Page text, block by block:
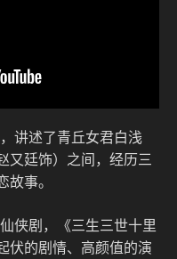
讲述了青丘女君白浅
又廷饰）之间，经历三
事。
侠剧，《三生三世十里
伏的剧情、高颜值的演